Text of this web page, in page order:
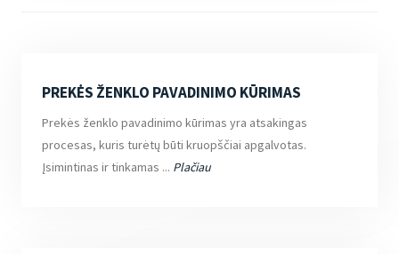
PREKĖS ŽENKLO PAVADINIMO KŪRIMAS
Prekės ženklo pavadinimo kūrimas yra atsakingas
procesas, kuris turėtų būti kruopščiai apgalvotas.
Įsimintinas ir tinkamas ... Plačiau